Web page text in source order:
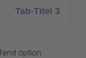
Tab-Titel 3
option